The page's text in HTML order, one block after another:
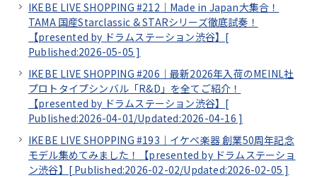
IKEBE LIVE SHOPPING #212｜Made in Japan大集合！
TAMA 国産Starclassic & STARシリーズ徹底試奏！
【presented by ドラムステーション渋谷】[
Published:2026-05-05 ]
IKEBE LIVE SHOPPING #206｜最新2026年入荷のMEINL社
プロトタイプシンバル「R&D」を全てご紹介！
【presented by ドラムステーション渋谷】[
Published:2026-04-01/Updated:2026-04-16 ]
IKEBE LIVE SHOPPING #193｜イケベ楽器 創業50周年記念
モデル集めてみました！【presented by ドラムステーショ
ン渋谷】[ Published:2026-02-02/Updated:2026-02-05 ]